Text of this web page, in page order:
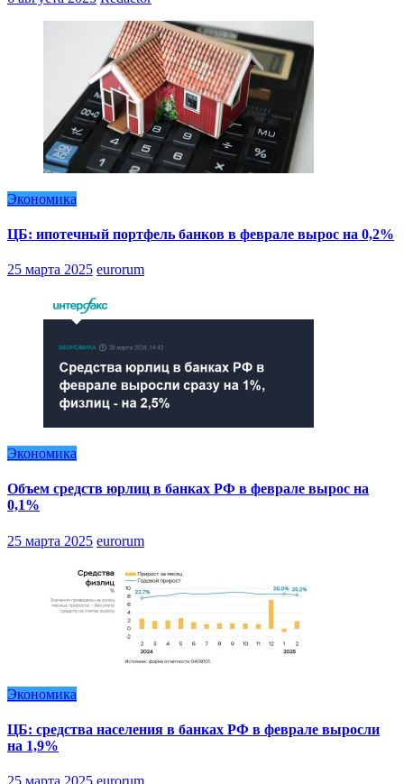
Экономика
ЦБ: ипотечный портфель банков в феврале вырос на 0,2%
25 марта 2025 eurorum
Экономика
Объем средств юрлиц в банках РФ в феврале вырос на
0,1%
25 марта 2025 eurorum
Экономика
ЦБ: средства населения в банках РФ в феврале выросли
на 1,9%